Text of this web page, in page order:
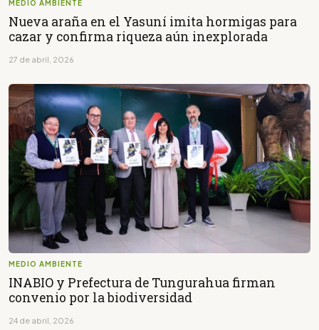
MEDIO AMBIENTE
Nueva araña en el Yasuní imita hormigas para
cazar y confirma riqueza aún inexplorada
27 de abril, 2026
MEDIO AMBIENTE
INABIO y Prefectura de Tungurahua firman
convenio por la biodiversidad
24 de abril, 2026